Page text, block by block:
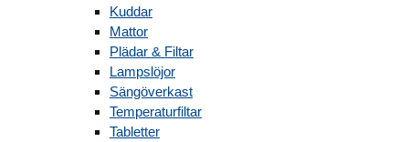
Kuddar
Mattor
Plädar & Filtar
Lampslöjor
Sängöverkast
Temperaturfiltar
Tabletter